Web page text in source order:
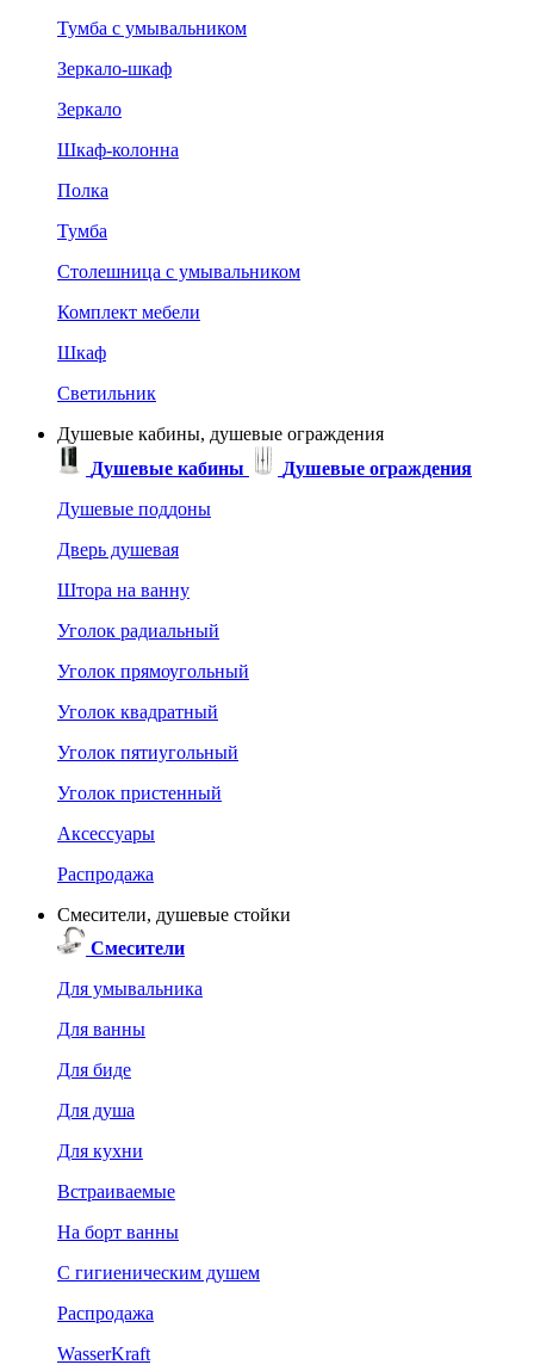
Тумба с умывальником
Зеркало-шкаф
Зеркало
Шкаф-колонна
Полка
Тумба
Столешница с умывальником
Комплект мебели
Шкаф
Светильник
Душевые кабины, душевые ограждения
Душевые кабины
Душевые ограждения
Душевые поддоны
Дверь душевая
Штора на ванну
Уголок радиальный
Уголок прямоугольный
Уголок квадратный
Уголок пятиугольный
Уголок пристенный
Аксессуары
Распродажа
Смесители, душевые стойки
Смесители
Для умывальника
Для ванны
Для биде
Для душа
Для кухни
Встраиваемые
На борт ванны
C гигиеническим душем
Распродажа
WasserKraft